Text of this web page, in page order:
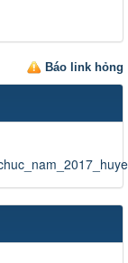
Báo link hỏng